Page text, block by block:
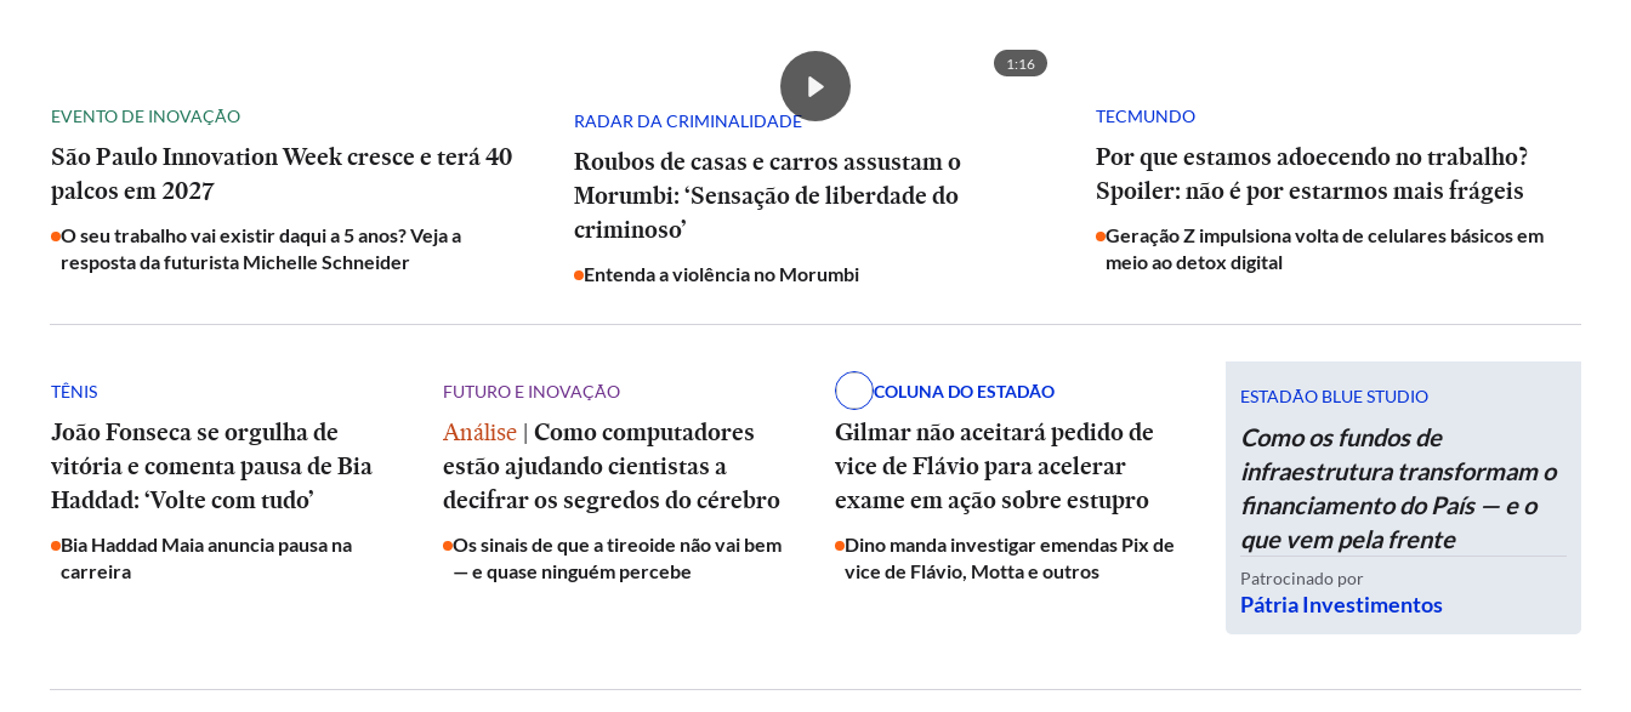
EVENTO DE INOVAÇÃO
São Paulo Innovation Week cresce e terá 40
palcos em 2027
O seu trabalho vai existir daqui a 5 anos? Veja a
resposta da futurista Michelle Schneider
1:16
RADAR DA CRIMINALIDADE
Roubos de casas e carros assustam o
Morumbi: ‘Sensação de liberdade do
criminoso’
Entenda a violência no Morumbi
TECMUNDO
Por que estamos adoecendo no trabalho?
Spoiler: não é por estarmos mais frágeis
Geração Z impulsiona volta de celulares básicos em
meio ao detox digital
TÊNIS
João Fonseca se orgulha de
vitória e comenta pausa de Bia
Haddad: ‘Volte com tudo’
Bia Haddad Maia anuncia pausa na
carreira
FUTURO E INOVAÇÃO
Análise | Como computadores
estão ajudando cientistas a
decifrar os segredos do cérebro
Os sinais de que a tireoide não vai bem
— e quase ninguém percebe
COLUNA DO ESTADÃO
Gilmar não aceitará pedido de
vice de Flávio para acelerar
exame em ação sobre estupro
Dino manda investigar emendas Pix de
vice de Flávio, Motta e outros
ESTADÃO BLUE STUDIO
Como os fundos de
infraestrutura transformam o
financiamento do País — e o
que vem pela frente
Patrocinado por
Pátria Investimentos